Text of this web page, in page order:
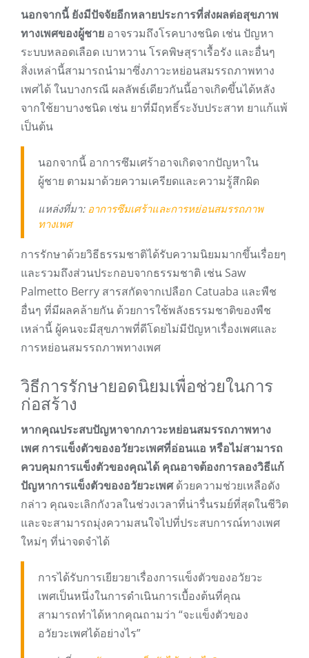
นอกจากนี้ ยังมีปัจจัยอีกหลายประการที่ส่งผลต่อสุขภาพ
ทางเพศของผู้ชาย อาจรวมถึงโรคบางชนิด เช่น ปัญหา
ระบบหลอดเลือด เบาหวาน โรคพิษสุราเรื้อรัง และอื่นๆ
สิ่งเหล่านี้สามารถนำมาซึ่งภาวะหย่อนสมรรถภาพทาง
เพศได้ ในบางกรณี ผลลัพธ์เดียวกันนี้อาจเกิดขึ้นได้หลัง
จากใช้ยาบางชนิด เช่น ยาที่มีฤทธิ์ระงับประสาท ยาแก้แพ้
เป็นต้น
นอกจากนี้ อาการซึมเศร้าอาจเกิดจากปัญหาใน
ผู้ชาย ตามมาด้วยความเครียดและความรู้สึกผิด
แหล่งที่มา: อาการซึมเศร้าและการหย่อนสมรรถภาพ
ทางเพศ
การรักษาด้วยวิธีธรรมชาติได้รับความนิยมมากขึ้นเรื่อยๆ
และรวมถึงส่วนประกอบจากธรรมชาติ เช่น Saw
Palmetto Berry สารสกัดจากเปลือก Catuaba และพืช
อื่นๆ ที่มีผลคล้ายกัน ด้วยการใช้พลังธรรมชาติของพืช
เหล่านี้ ผู้คนจะมีสุขภาพที่ดีโดยไม่มีปัญหาเรื่องเพศและ
การหย่อนสมรรถภาพทางเพศ
วิธีการรักษายอดนิยมเพื่อช่วยในการ
ก่อสร้าง
หากคุณประสบปัญหาจากภาวะหย่อนสมรรถภาพทาง
เพศ การแข็งตัวของอวัยวะเพศที่อ่อนแอ หรือไม่สามารถ
ควบคุมการแข็งตัวของคุณได้ คุณอาจต้องการลองวิธีแก้
ปัญหาการแข็งตัวของอวัยวะเพศด้วยความช่วยเหลือดัง
กล่าว คุณจะเลิกกังวลในช่วงเวลาที่น่ารื่นรมย์ที่สุดในชีวิต
และจะสามารถมุ่งความสนใจไปที่ประสบการณ์ทางเพศ
ใหม่ๆ ที่น่าจดจำได้
การได้รับการเยียวยาเรื่องการแข็งตัวของอวัยวะ
เพศเป็นหนึ่งในการดำเนินการเบื้องต้นที่คุณ
สามารถทำได้หากคุณถามว่า “จะแข็งตัวของ
อวัยวะเพศได้อย่างไร”